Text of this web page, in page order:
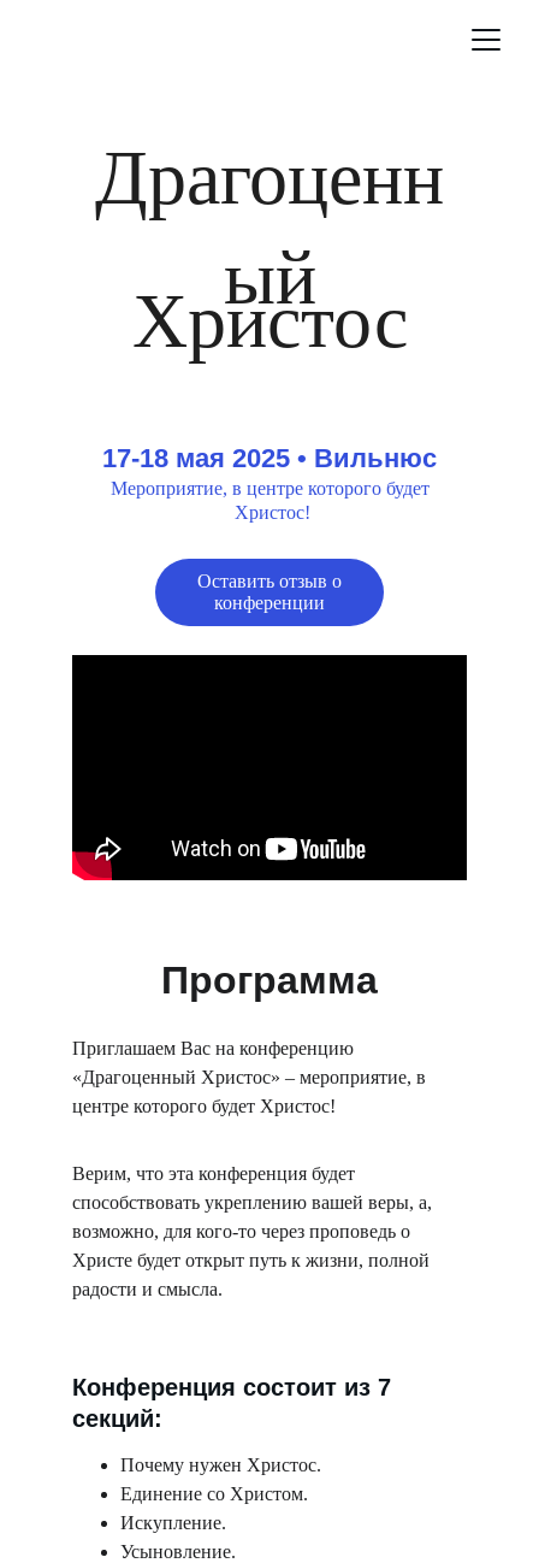
Драгоценн
ый
Мероприятие, в центре которого будет
Христос!
Оставить отзыв о
конференции
17-18 мая 2025 • Вильнюс
Христос
Программа
Конференция состоит из 7
секций:
Почему нужен Христос.
Единение со Христом.
Искупление.
Усыновление.
Приглашаем Вас на конференцию
«Драгоценный Христос» – мероприятие, в
центре которого будет Христос!
Верим, что эта конференция будет
способствовать укреплению вашей веры, а,
возможно, для кого-то через проповедь о
Христе будет открыт путь к жизни, полной
радости и смысла.